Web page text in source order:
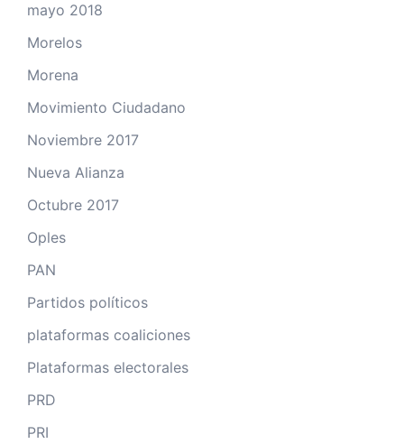
mayo 2018
Morelos
Morena
Movimiento Ciudadano
Noviembre 2017
Nueva Alianza
Octubre 2017
Oples
PAN
Partidos políticos
plataformas coaliciones
Plataformas electorales
PRD
PRI